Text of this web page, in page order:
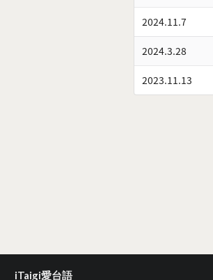
2024.11.7
2024.3.28
2023.11.13
iTaigi愛台語